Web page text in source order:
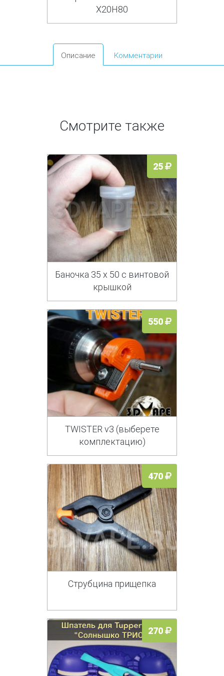
Х20Н80
Описание Комментарии
Смотрите также
25
Баночка 35 х 50 с винтовой
крышкой
550
TWISTER v3 (выберете
комплектацию)
470
Струбцина прищепка
270